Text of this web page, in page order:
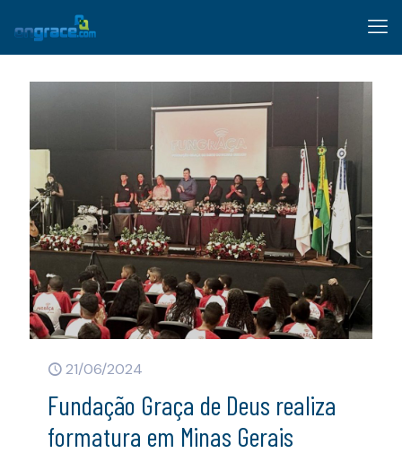
21/06/2024
Fundação Graça de Deus realiza
formatura em Minas Gerais